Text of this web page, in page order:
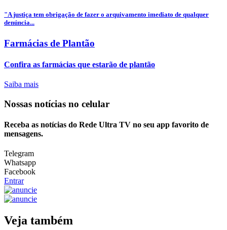
"A justiça tem obrigação de fazer o arquivamento imediato de qualquer
denúncia...
Farmácias de Plantão
Confira as farmácias que estarão de plantão
Saiba mais
Nossas notícias no celular
Receba as notícias do Rede Ultra TV no seu app favorito de
mensagens.
Telegram
Whatsapp
Facebook
Entrar
Veja também